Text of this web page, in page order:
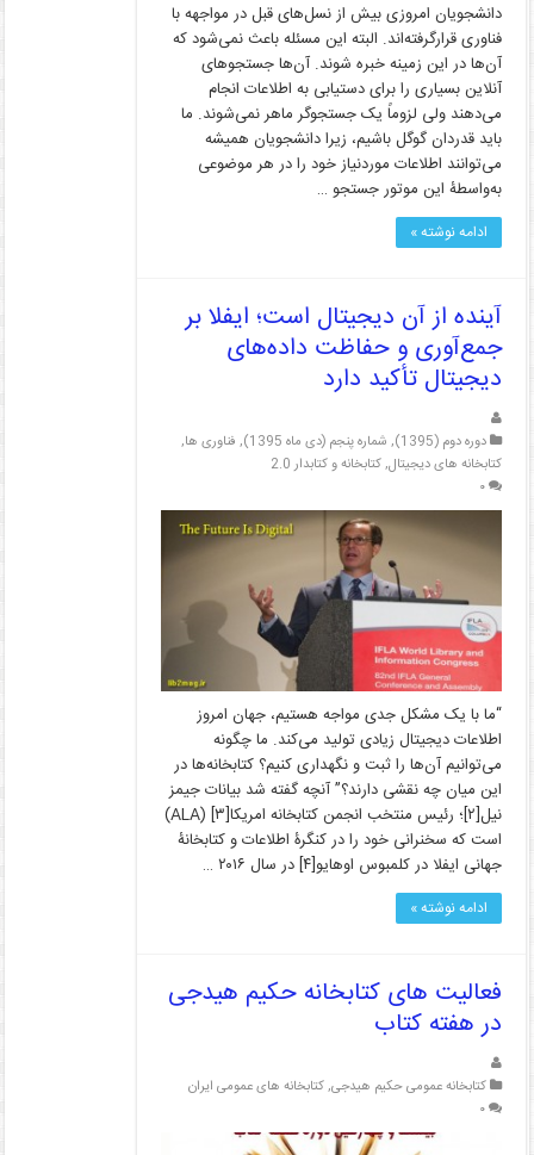
دانشجویان امروزی بیش از نسل‌های قبل در مواجهه با
فناوری قرارگرفته‌اند. البته این مسئله باعث نمی‌شود که
آن‌ها در این زمینه خبره شوند. آن‌ها جستجوهای
آنلاین بسیاری را برای دستیابی به اطلاعات انجام
می‌دهند ولی لزوماً یک جستجوگر ماهر نمی‌شوند. ما
باید قدردان گوگل باشیم، زیرا دانشجویان همیشه
می‌توانند اطلاعات موردنیاز خود را در هر موضوعی
به‌واسطۀ این موتور جستجو …
ادامه نوشته »
آینده از آن دیجیتال است؛ ایفلا بر
جمع‌آوری و حفاظت داده‌های
دیجیتال تأکید دارد
دوره دوم (1395) , شماره پنجم (دی ماه 1395) , فناوری ها,
کتابخانه های دیجیتال,کتابخانه و کتابدار 2.0
۰
“ما با یک مشکل جدی مواجه هستیم، جهان امروز
اطلاعات دیجیتال زیادی تولید می‌کند. ما چگونه
می‌توانیم آن‌ها را ثبت و نگهداری کنیم؟ کتابخانه‌ها در
این میان چه نقشی دارند؟” آنچه گفته شد بیانات جیمز
نیل[۲]؛ رئیس منتخب انجمن کتابخانه امریکا[۳] (ALA)
است که سخنرانی خود را در کنگرۀ اطلاعات و کتابخانۀ
جهانی ایفلا در کلمبوس اوهایو[۴] در سال ۲۰۱۶ …
ادامه نوشته »
فعالیت های کتابخانه حکیم هیدجی
در هفته کتاب
کتابخانه عمومی حکیم هیدجی,کتابخانه های عمومی ایران
۰